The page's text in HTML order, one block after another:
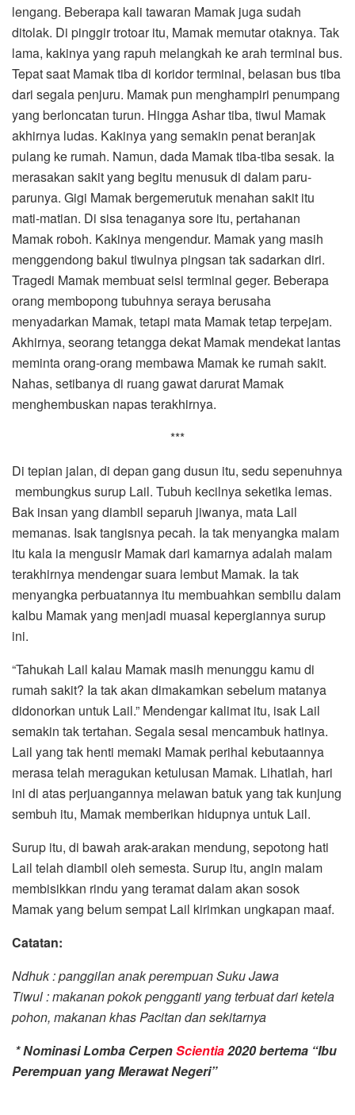
lengang. Beberapa kali tawaran Mamak juga sudah
ditolak. Di pinggir trotoar itu, Mamak memutar otaknya. Tak
lama, kakinya yang rapuh melangkah ke arah terminal bus.
Tepat saat Mamak tiba di koridor terminal, belasan bus tiba
dari segala penjuru. Mamak pun menghampiri penumpang
yang berloncatan turun. Hingga Ashar tiba, tiwul Mamak
akhirnya ludas. Kakinya yang semakin penat beranjak
pulang ke rumah. Namun, dada Mamak tiba-tiba sesak. Ia
merasakan sakit yang begitu menusuk di dalam paru-
parunya. Gigi Mamak bergemerutuk menahan sakit itu
mati-matian. Di sisa tenaganya sore itu, pertahanan
Mamak roboh. Kakinya mengendur. Mamak yang masih
menggendong bakul tiwulnya pingsan tak sadarkan diri.
Tragedi Mamak membuat seisi terminal geger. Beberapa
orang membopong tubuhnya seraya berusaha
menyadarkan Mamak, tetapi mata Mamak tetap terpejam.
Akhirnya, seorang tetangga dekat Mamak mendekat lantas
meminta orang-orang membawa Mamak ke rumah sakit.
Nahas, setibanya di ruang gawat darurat Mamak
menghembuskan napas terakhirnya.
***
Di tepian jalan, di depan gang dusun itu, sedu sepenuhnya
membungkus surup Lail. Tubuh kecilnya seketika lemas.
Bak insan yang diambil separuh jiwanya, mata Lail
memanas. Isak tangisnya pecah. Ia tak menyangka malam
itu kala ia mengusir Mamak dari kamarnya adalah malam
terakhirnya mendengar suara lembut Mamak. Ia tak
menyangka perbuatannya itu membuahkan sembilu dalam
kalbu Mamak yang menjadi muasal kepergiannya surup
ini.
“Tahukah Lail kalau Mamak masih menunggu kamu di
rumah sakit? Ia tak akan dimakamkan sebelum matanya
didonorkan untuk Lail.” Mendengar kalimat itu, isak Lail
semakin tak tertahan. Segala sesal mencambuk hatinya.
Lail yang tak henti memaki Mamak perihal kebutaannya
merasa telah meragukan ketulusan Mamak. Lihatlah, hari
ini di atas perjuangannya melawan batuk yang tak kunjung
sembuh itu, Mamak memberikan hidupnya untuk Lail.
Surup itu, di bawah arak-arakan mendung, sepotong hati
Lail telah diambil oleh semesta. Surup itu, angin malam
membisikkan rindu yang teramat dalam akan sosok
Mamak yang belum sempat Lail kirimkan ungkapan maaf.
Catatan:
Ndhuk: panggilan anak perempuan Suku Jawa
Tiwul: makanan pokok pengganti yang terbuat dari ketela
pohon, makanan khas Pacitan dan sekitarnya
* Nominasi Lomba CerpenScientia2020 bertema “Ibu
Perempuan yang Merawat Negeri”